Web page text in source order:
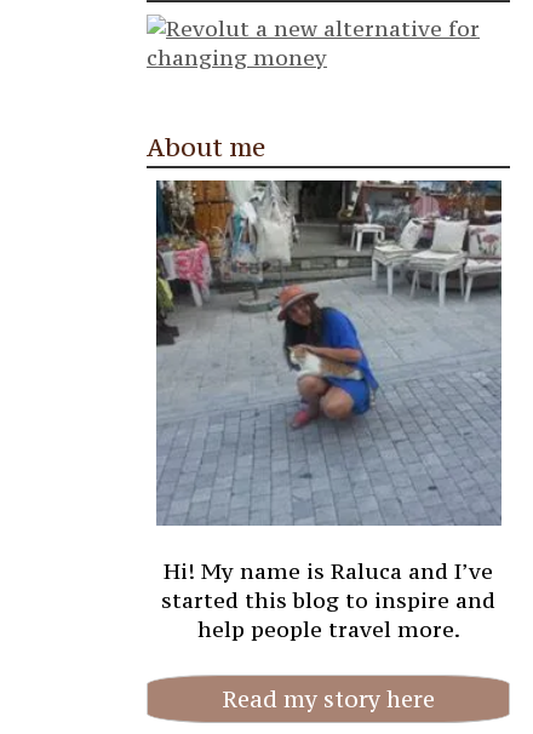
About me
Hi! My name is Raluca and I’ve
started this blog to inspire and
help people travel more.
Read my story here